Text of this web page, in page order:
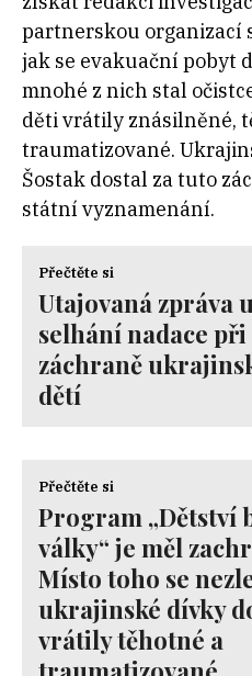
partnerskou organizací
jak se evakuační pobyt
mnohé z nich stal
děti vrátily znásilněné,
traumatizované.
Šostak dostal za tuto
státní vyznamenání.
Přečtěte si
Utajovaná zpráva
selhání nadace při
záchraně
dětí
Přečtěte si
Program „Dětství
války“ je měl
Místo toho se
ukrajinské dívky
vrátily těhotné a